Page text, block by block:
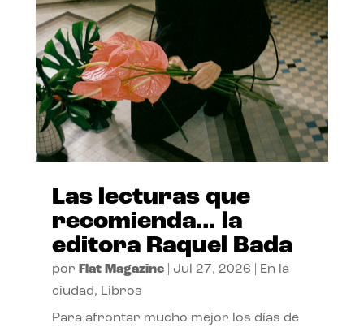
Las lecturas que
recomienda… la
editora Raquel Bada
por Flat Magazine| Jul 27, 2026
En la
ciudad, Libros
Para afrontar mucho mejor los días de